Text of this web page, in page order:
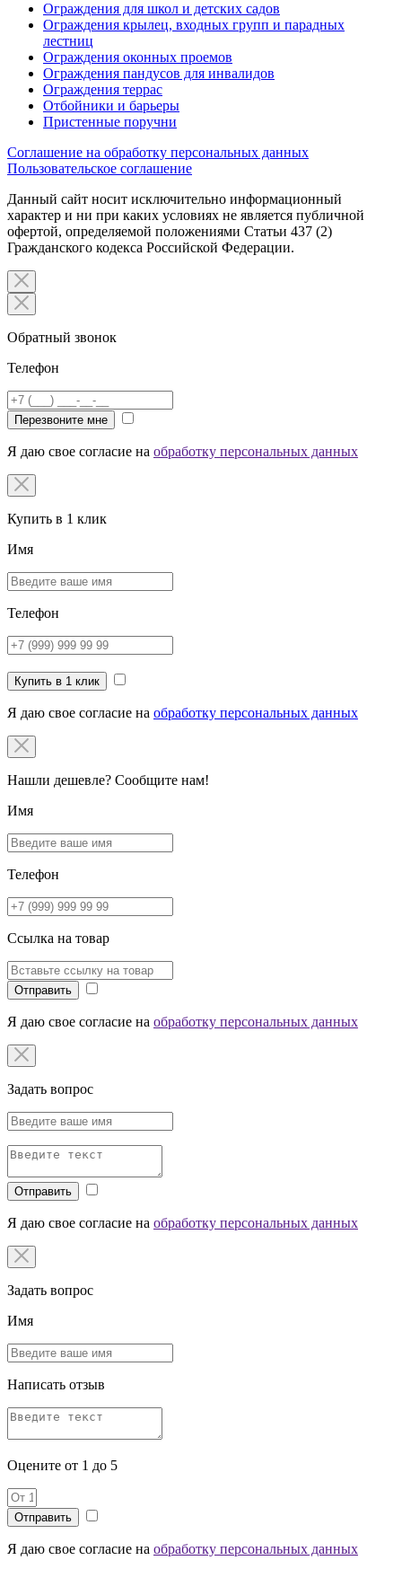
Ограждения для школ и детских садов
Ограждения крылец, входных групп и парадных
лестниц
Ограждения оконных проемов
Ограждения пандусов для инвалидов
Ограждения террас
Отбойники и барьеры
Пристенные поручни
Соглашение на обработку персональных данных
Пользовательское соглашение
Данный сайт носит исключительно информационный
характер и ни при каких условиях не является публичной
офертой, определяемой положениями Статьи 437 (2)
Гражданского кодекса Российской Федерации.
Обратный звонок
Телефон
Перезвоните мне
Я даю свое согласие на обработку персональных данных
Купить в 1 клик
Имя
Телефон
Купить в 1 клик
Я даю свое согласие на обработку персональных данных
Нашли дешевле? Сообщите нам!
Имя
Телефон
Ссылка на товар
Отправить
Я даю свое согласие на обработку персональных данных
Задать вопрос
Отправить
Я даю свое согласие на обработку персональных данных
Задать вопрос
Имя
Написать отзыв
Оцените от 1 до 5
Я даю свое согласие на обработку персональных данных